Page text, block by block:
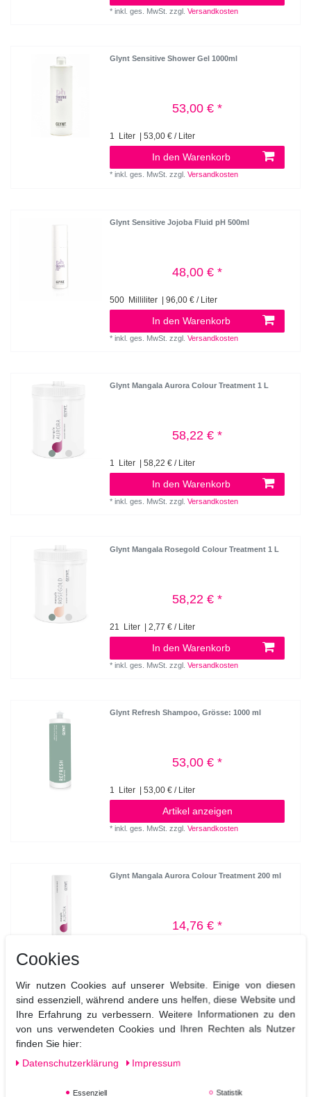
*inkl. ges. MwSt. zzgl.Versandkosten
Glynt Sensitive Shower Gel 1000ml
53,00 € *
1 Liter | 53,00 € / Liter
In den Warenkorb
*inkl. ges. MwSt. zzgl.Versandkosten
Glynt Sensitive Jojoba Fluid pH 500ml
48,00 € *
500 Milliliter | 96,00 € / Liter
In den Warenkorb
*inkl. ges. MwSt. zzgl.Versandkosten
Glynt Mangala Aurora Colour Treatment 1 L
58,22 € *
1 Liter | 58,22 € / Liter
In den Warenkorb
*inkl. ges. MwSt. zzgl.Versandkosten
Glynt Mangala Rosegold Colour Treatment 1 L
58,22 € *
21 Liter | 2,77 € / Liter
In den Warenkorb
*inkl. ges. MwSt. zzgl.Versandkosten
Glynt Refresh Shampoo, Grösse: 1000 ml
53,00 € *
1 Liter | 53,00 € / Liter
Artikel anzeigen
*inkl. ges. MwSt. zzgl.Versandkosten
Glynt Mangala Aurora Colour Treatment 200 ml
14,76 € *
Versandkosten
26,00 € *
Cookies
Wir nutzen Cookies auf unserer Website. Einige von diesen
sind essenziell, während andere uns helfen, diese Website und
Ihre Erfahrung zu verbessern. Weitere Informationen zu den
von uns verwendeten Cookies und Ihren Rechten als Nutzer
finden Sie hier:
Daten­schutz­erklärung
Impressum
Essenziell Statistik